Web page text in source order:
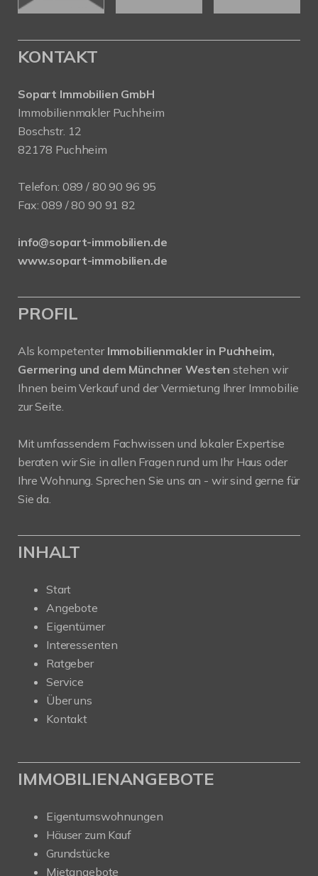
KONTAKT
Sopart Immobilien GmbH
Immobilienmakler Puchheim
Boschstr. 12
82178 Puchheim
Telefon: 089 / 80 90 96 95
Fax: 089 / 80 90 91 82
info@sopart-immobilien.de
www.sopart-immobilien.de
PROFIL
Als kompetenter Immobilienmakler in Puchheim,
Germering und dem Münchner Westen stehen wir
Ihnen beim Verkauf und der Vermietung Ihrer Immobilie
zur Seite.
Mit umfassendem Fachwissen und lokaler Expertise
beraten wir Sie in allen Fragen rund um Ihr Haus oder
Ihre Wohnung. Sprechen Sie uns an - wir sind gerne für
Sie da.
INHALT
Start
Angebote
Eigentümer
Interessenten
Ratgeber
Service
Über uns
Kontakt
IMMOBILIENANGEBOTE
Eigentumswohnungen
Häuser zum Kauf
Grundstücke
Mietangebote